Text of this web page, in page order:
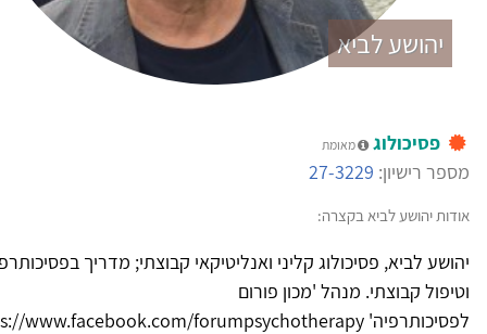
לביא
מאומת
27-3229
לביא בקצרה:
פסיכולוג קליני ואנליטיקאי קבוצתי; מדריך בפסיכותרפיה
קבוצתי. מנהל 'מכון פורום
לפסיכותרפיה' https://www.facebook.com/forumpsychotherapy/